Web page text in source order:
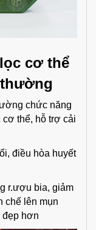
cơ thể
chức năng
cơ thể, hỗ trợ cải
điều hòa huyết
r.ượu bia, giảm
chế lên mụn
đẹp hơn